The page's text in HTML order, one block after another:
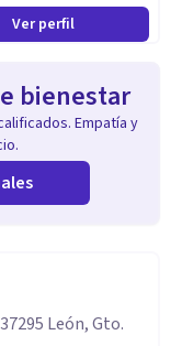
Ver perfil
bienestar
Empatía y
León, Gto.